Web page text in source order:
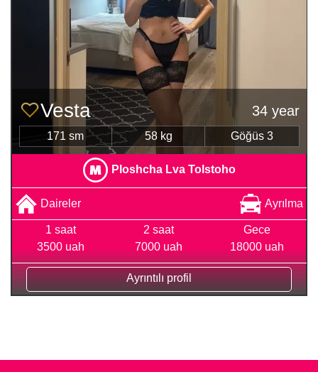
Vesta 34 year
171 sm 58 kg Göğüs 3
Ploshcha Lva Tolstoho
Daireler Ayrılma
1 saat
3500 uah
2 saat
7000 uah
Gece
18000 uah
Ayrıntılı profil